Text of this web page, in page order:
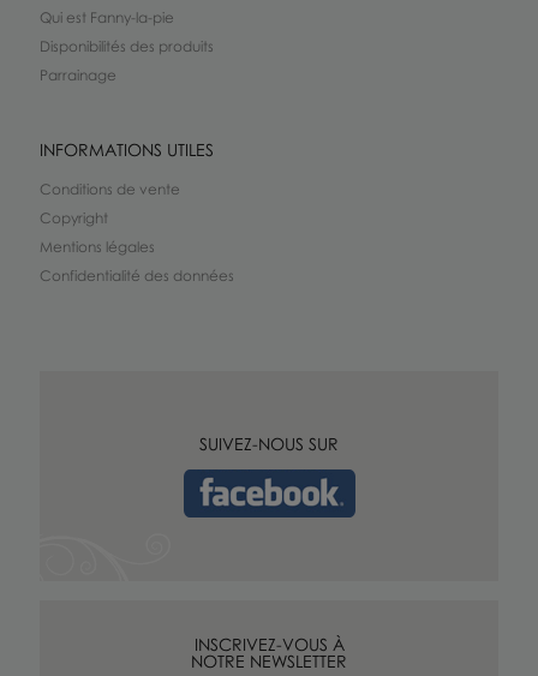
Qui est Fanny-la-pie
Disponibilités des produits
Parrainage
INFORMATIONS UTILES
Conditions de vente
Copyright
Mentions légales
Confidentialité des données
SUIVEZ-NOUS SUR
INSCRIVEZ-VOUS À
NOTRE NEWSLETTER